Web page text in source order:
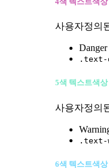
사용자정의
.text-
5색 텍스트색상
사용자정의
.text-
6색 텍스트색상